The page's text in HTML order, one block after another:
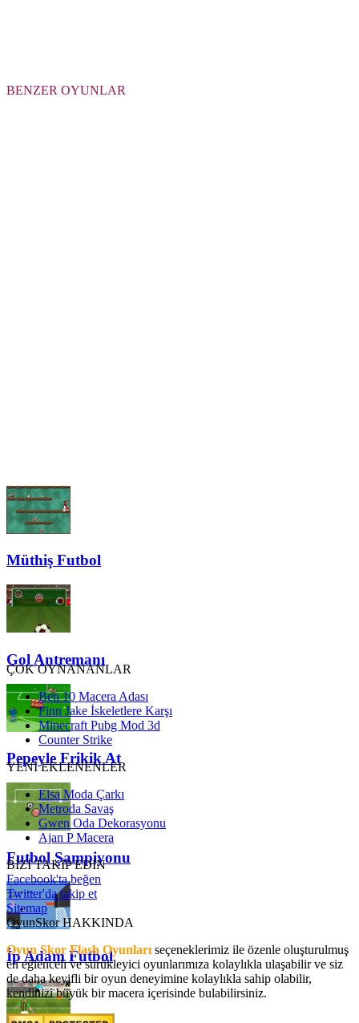
BENZER OYUNLAR
Müthiş Futbol
Gol Antremanı
Pepeyle Frikik At
Futbol Şampiyonu
İp Adam Futbol
ÇOK OYNANANLAR
Ben 10 Macera Adası
Finn Jake İskeletlere Karşı
Minecraft Pubg Mod 3d
Counter Strike
YENİ EKLENENLER
Elsa Moda Çarkı
Metroda Savaş
Gwen Oda Dekorasyonu
Ajan P Macera
BİZİ TAKİP EDİN
Facebook'ta beğen
Twitter'da takip et
Sitemap
OyunSkor HAKKINDA
Oyun Skor Flash Oyunları seçeneklerimiz ile özenle oluşturulmuş
en eğlenceli ve sürükleyici oyunlarımıza kolaylıkla ulaşabilir ve siz
de daha keyifli bir oyun deneyimine kolaylıkla sahip olabilir,
kendinizi büyük bir macera içerisinde bulabilirsiniz.